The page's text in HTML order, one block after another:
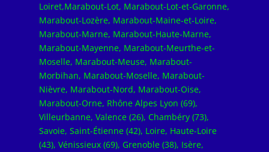
Loiret,Marabout-Lot, Marabout-Lot-et-Garonne,
Marabout-Lozère, Marabout-Maine-et-Loire,
Marabout-Marne, Marabout-Haute-Marne,
Marabout-Mayenne, Marabout-Meurthe-et-
Moselle, Marabout-Meuse, Marabout-
Morbihan, Marabout-Moselle, Marabout-
Nièvre, Marabout-Nord, Marabout-Oise,
Marabout-Orne, Rhône Alpes Lyon (69),
Villeurbanne, Valence (26), Chambéry (73),
Savoie, Saint-Étienne (42), Loire, Haute-Loire
(43), Vénissieux (69), Grenoble (38), Isère,